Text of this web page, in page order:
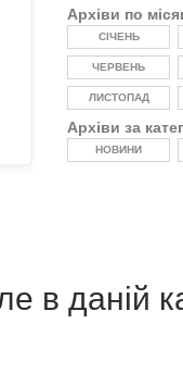
Архіви по
СІЧЕНЬ
ЧЕРВЕНЬ
ЛИСТОПАД
Архіви за
НОВИНИ
в даній